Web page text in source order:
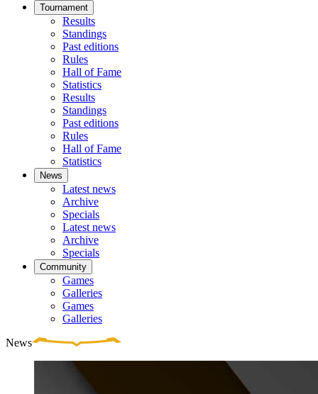
Tournament
Results
Standings
Past editions
Rules
Hall of Fame
Statistics
Results
Standings
Past editions
Rules
Hall of Fame
Statistics
News
Latest news
Archive
Specials
Latest news
Archive
Specials
Community
Games
Galleries
Games
Galleries
News